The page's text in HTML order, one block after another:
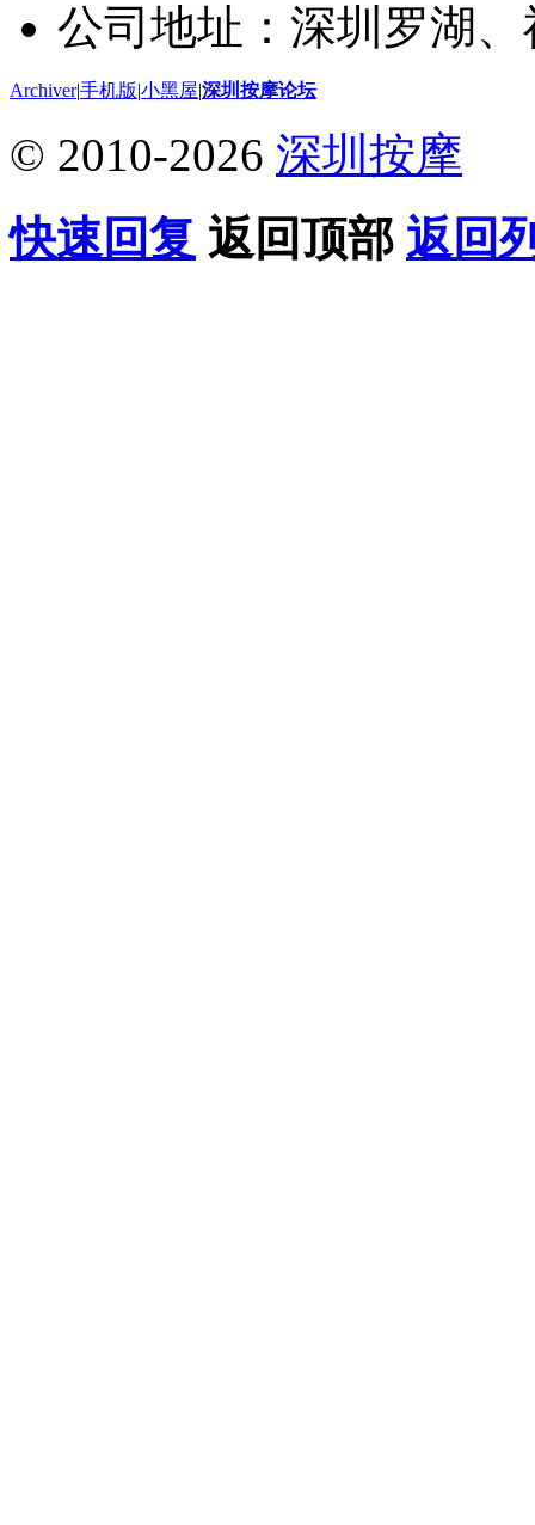
公司地址：深圳罗湖
Archiver|手机版|小黑屋|深圳按摩论坛
© 2010-2026 深圳按摩
快速回复 返回顶部 返回